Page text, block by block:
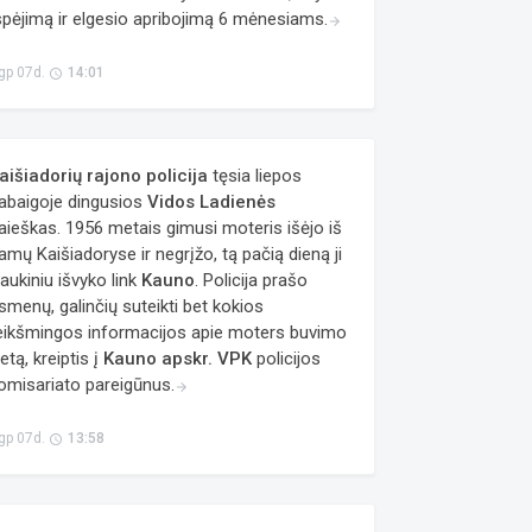
ir elgesio apribojimą 6 mėnesiams. arrow_forward
07d. access_time 14:01
rajono policija tęsia liepos
dingusiosVidos Ladienės
1956 metais gimusi moteris išėjo iš
Kaišiadoryse ir negrįžo, tą pačią dieną ji
išvyko link Kauno. Policija prašo
galinčių suteikti bet kokios
informacijos apie moters buvimo
kreiptis į Kauno apskr. VPK policijos
pareigūnus. arrow_forward
07d. access_time 13:58